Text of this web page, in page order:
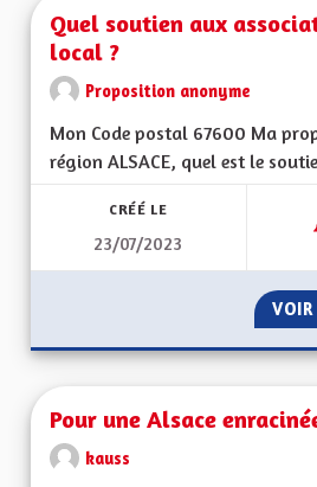
Quel soutien aux
local ?
Proposition anonyme
Mon Code postal 67600 Ma
région ALSACE, quel est le
CRÉÉ LE
23/07/2023
Pour une Alsace
kauss